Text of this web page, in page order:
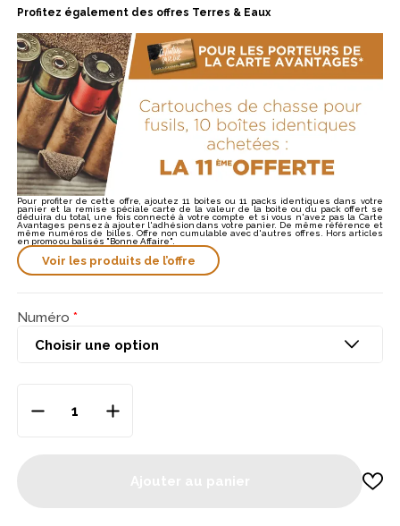
Profitez également des offres Terres & Eaux
Pour profiter de cette offre, ajoutez 11 boites ou 11 packs identiques dans votre
panier et la remise spéciale carte de la valeur de la boite ou du pack offert se
déduira du total, une fois connecté à votre compte et si vous n'avez pas la Carte
Avantages pensez à ajouter l'adhésion dans votre panier. De même référence et
même numéros de billes. Offre non cumulable avec d'autres offres. Hors articles
en promo ou balisés "Bonne Affaire".
Voir les produits de l’offre
Numéro